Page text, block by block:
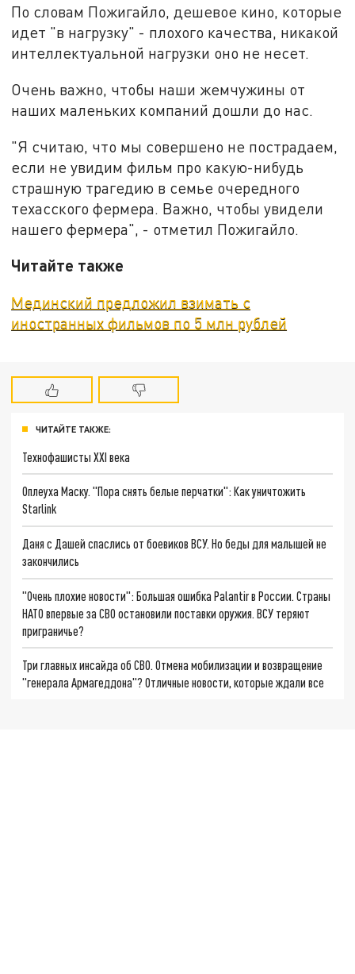
По словам Пожигайло, дешевое кино, которые
идет "в нагрузку" - плохого качества, никакой
интеллектуальной нагрузки оно не несет.
Очень важно, чтобы наши жемчужины от
наших маленьких компаний дошли до нас.
"Я считаю, что мы совершено не пострадаем,
если не увидим фильм про какую-нибудь
страшную трагедию в семье очередного
техасского фермера. Важно, чтобы увидели
нашего фермера", - отметил Пожигайло.
Читайте также
Мединский предложил взимать с
иностранных фильмов по 5 млн рублей
ЧИТАЙТЕ ТАКЖЕ:
Технофашисты XXI века
Оплеуха Маску. "Пора снять белые перчатки": Как уничтожить
Starlink
Даня с Дашей спаслись от боевиков ВСУ. Но беды для малышей не
закончились
"Очень плохие новости": Большая ошибка Palantir в России. Страны
НАТО впервые за СВО остановили поставки оружия. ВСУ теряют
приграничье?
Три главных инсайда об СВО. Отмена мобилизации и возвращение
"генерала Армагеддона"? Отличные новости, которые ждали все